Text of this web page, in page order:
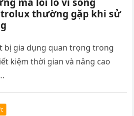
thường gặp khi sử
bị gia dụng quan trọng trong
kiệm thời gian và nâng cao